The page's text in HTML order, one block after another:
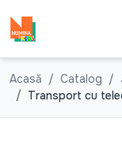
Acasă Catalog
Transport cu